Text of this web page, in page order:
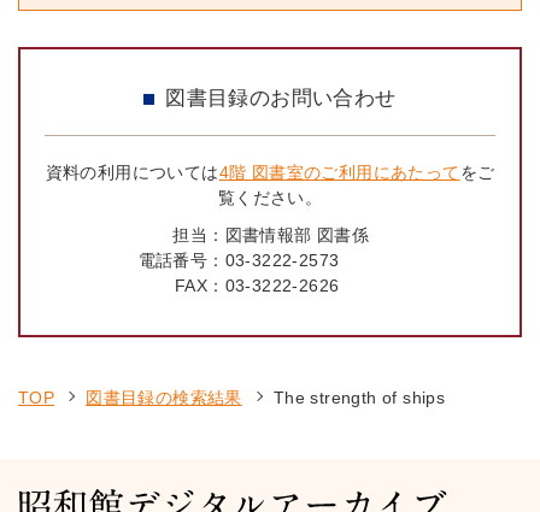
図書目録のお問い合わせ
資料の利用については4階 図書室のご利用にあたってをご
覧ください。
担当： 図書情報部 図書係
電話番号： 03-3222-2573
FAX： 03-3222-2626
TOP 図書目録の検索結果 The strength of ships